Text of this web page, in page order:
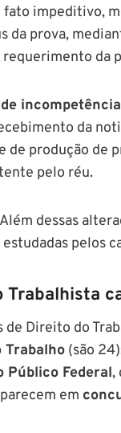
fato impeditivo,
da prova,
requerimento da
de
da
de produção de
pelo réu.
Além dessas
pelos
Trabalhista
de Direito do
Trabalho (são
Público Federal,
em